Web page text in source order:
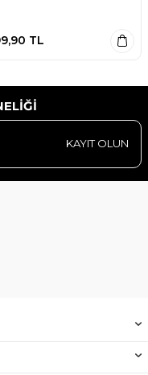
TL
KAYIT OLUN